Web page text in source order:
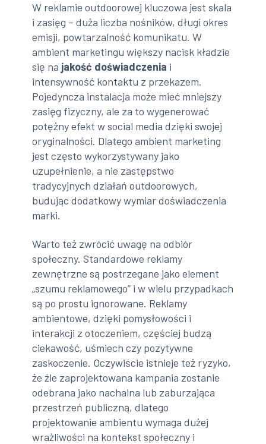
W reklamie outdoorowej kluczowa jest skala
i zasięg – duża liczba nośników, długi okres
emisji, powtarzalność komunikatu. W
ambient marketingu większy nacisk kładzie
się na jakość doświadczenia i
intensywność kontaktu z przekazem.
Pojedyncza instalacja może mieć mniejszy
zasięg fizyczny, ale za to wygenerować
potężny efekt w social media dzięki swojej
oryginalności. Dlatego ambient marketing
jest często wykorzystywany jako
uzupełnienie, a nie zastępstwo
tradycyjnych działań outdoorowych,
budując dodatkowy wymiar doświadczenia
marki.
Warto też zwrócić uwagę na odbiór
społeczny. Standardowe reklamy
zewnętrzne są postrzegane jako element
„szumu reklamowego” i w wielu przypadkach
są po prostu ignorowane. Reklamy
ambientowe, dzięki pomysłowości i
interakcji z otoczeniem, częściej budzą
ciekawość, uśmiech czy pozytywne
zaskoczenie. Oczywiście istnieje też ryzyko,
że źle zaprojektowana kampania zostanie
odebrana jako nachalna lub zaburzająca
przestrzeń publiczną, dlatego
projektowanie ambientu wymaga dużej
wrażliwości na kontekst społeczny i